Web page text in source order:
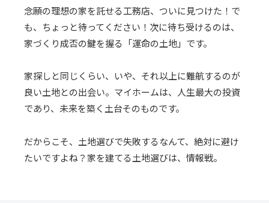
念願の理想の家を託せる工務店、ついに見つけた！で
も、ちょっと待ってください！次に待ち受けるのは、
家づくり成否の鍵を握る「運命の土地」です。
家探しと同じくらい、いや、それ以上に難航するのが
良い土地との出会い。マイホームは、人生最大の投資
であり、未来を築く土台そのものです。
だからこそ、土地選びで失敗するなんて、絶対に避け
たいですよね？家を建てる土地選びは、情報戦。